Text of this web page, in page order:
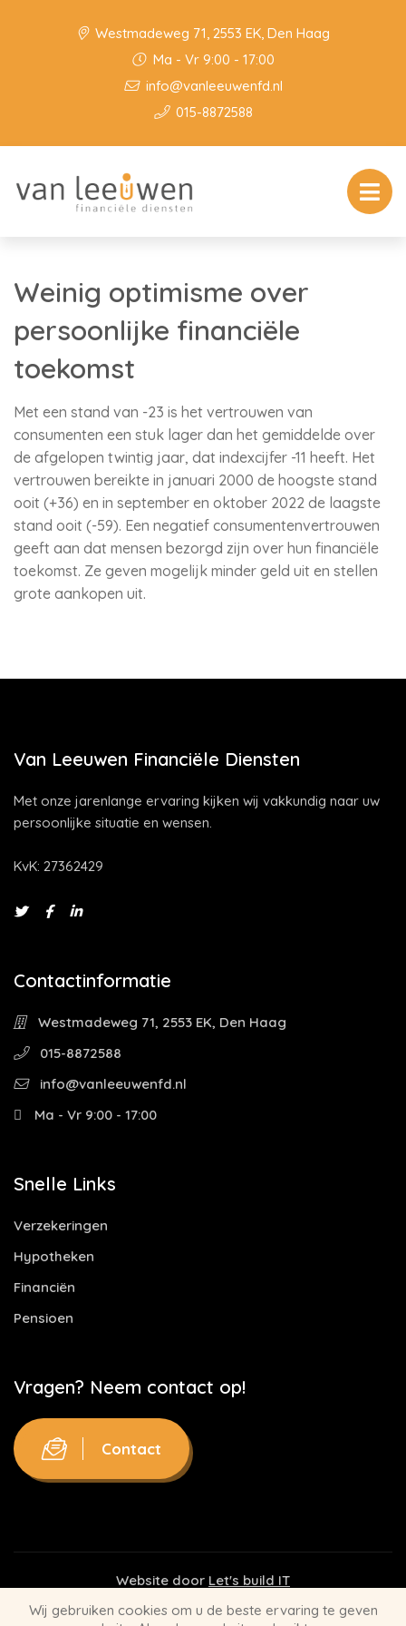
Westmadeweg 71, 2553 EK, Den Haag
Ma - Vr 9:00 - 17:00
info@vanleeuwenfd.nl
015-8872588
Weinig optimisme over
persoonlijke financiële
toekomst
Met een stand van -23 is het vertrouwen van
consumenten een stuk lager dan het gemiddelde over
de afgelopen twintig jaar, dat indexcijfer -11 heeft. Het
vertrouwen bereikte in januari 2000 de hoogste stand
ooit (+36) en in september en oktober 2022 de laagste
stand ooit (-59). Een negatief consumentenvertrouwen
geeft aan dat mensen bezorgd zijn over hun financiële
toekomst. Ze geven mogelijk minder geld uit en stellen
grote aankopen uit.
Van Leeuwen Financiële Diensten
Met onze jarenlange ervaring kijken wij vakkundig naar uw
persoonlijke situatie en wensen.
KvK: 27362429
Contactinformatie
Westmadeweg 71, 2553 EK, Den Haag
015-8872588
info@vanleeuwenfd.nl
Ma - Vr 9:00 - 17:00
Snelle Links
Verzekeringen
Hypotheken
Financiën
Pensioen
Vragen? Neem contact op!
Contact
Website door Let's build IT
Disclaimer
Wij gebruiken cookies om u de beste ervaring te geven